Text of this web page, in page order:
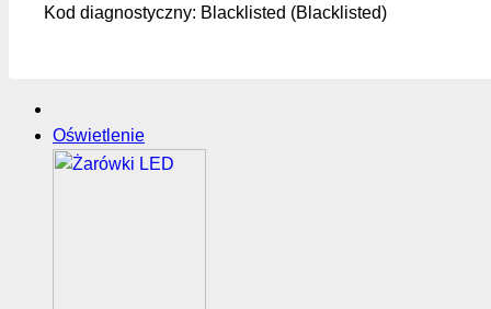
Kod diagnostyczny: Blacklisted (Blacklisted)
Oświetlenie